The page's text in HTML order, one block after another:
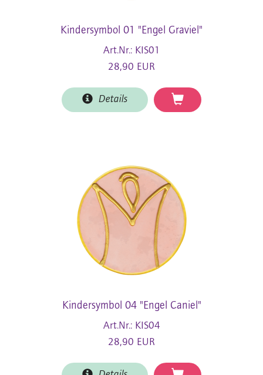
Kindersymbol 01 "Engel Graviel"
Art.Nr.: KIS01
28,90 EUR
Details
Kindersymbol 04 "Engel Caniel"
Art.Nr.: KIS04
28,90 EUR